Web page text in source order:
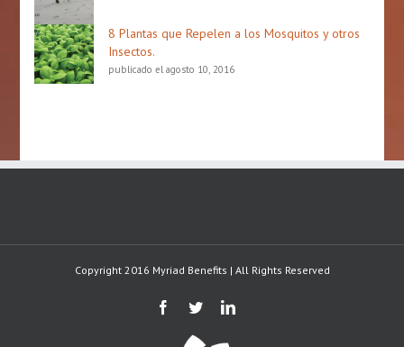
8 Plantas que Repelen a los Mosquitos y otros
Insectos.
publicado el agosto 10, 2016
Copyright 2016 Myriad Benefits | All Rights Reserved